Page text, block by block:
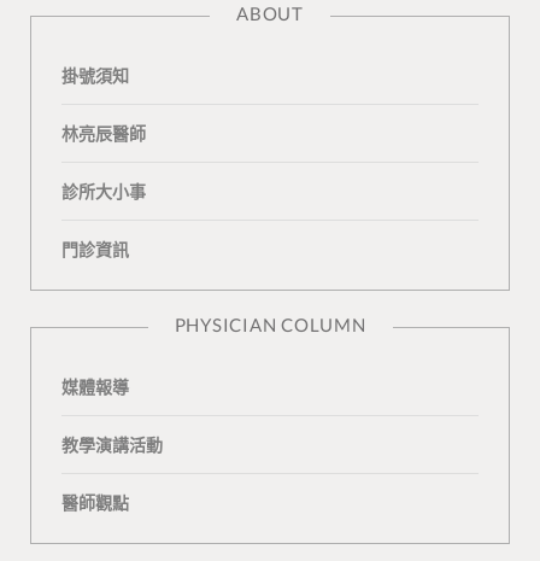
n
e
ABOUT
掛號須知
林亮辰醫師
診所大小事
門診資訊
PHYSICIAN COLUMN
媒體報導
教學演講活動
醫師觀點